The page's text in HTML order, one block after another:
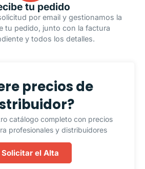
tu pedido
por email y gestionamos la
tu pedido, junto con la factura
y todos los detalles.
precios de
catálogo completo con precios
profesionales y distribuidores
Solicitar el Alta